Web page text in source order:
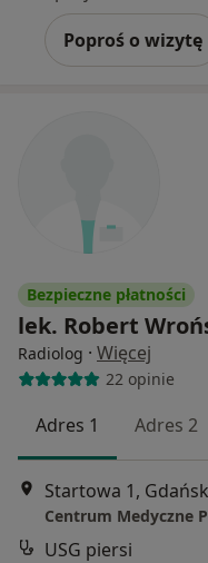
Poproś o wizytę
Bezpieczne płatności
lek. Robert
Radiolog · Więcej
22 opinie
Adres 1 Adres 2
Startowa 1, Gdańsk
Centrum Medyczne
USG piersi